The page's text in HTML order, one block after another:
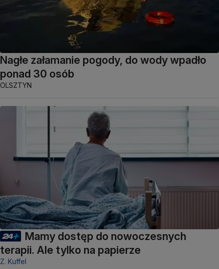
Nagłe załamanie pogody, do wody wpadło
ponad 30 osób
OLSZTYN
Mamy dostęp do nowoczesnych
terapii. Ale tylko na papierze
Z. Kuffel